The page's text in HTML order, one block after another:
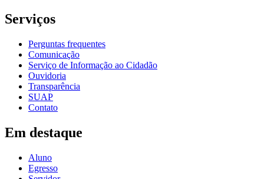
Serviços
Perguntas frequentes
Comunicação
Serviço de Informação ao Cidadão
Ouvidoria
Transparência
SUAP
Contato
Em destaque
Aluno
Egresso